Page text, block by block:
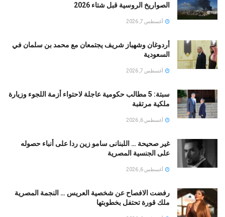
الصواريخ الروسية قبل شتاء 2026
أغسطس 7, 2026
أردوغان وشهباز شريف يجتمعان مع محمد بن سلمان في
السعودية
أغسطس 7, 2026
سبتة: 5 مطالب حكومية عاجلة لاحتواء أزمة اللجوء وزيارة
ملكية مرتقبة
أغسطس 6, 2026
غير صحيحة … اللبنانى سامو زين ردا على أنباء حصوله
على الجنسية المصرية
أغسطس 6, 2026
رفضت الافصاح عن شخصية العريس … النجمة المصرية
ملك قورة تحتفل بخطوبتها